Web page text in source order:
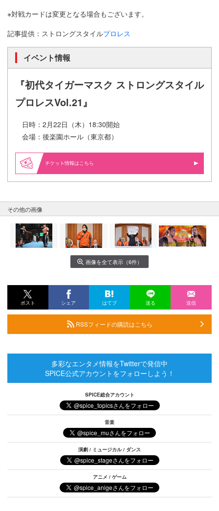
※対戦カードは変更となる場合もございます。
記事提供：ストロングスタイルプロレス
イベント情報
『初代タイガーマスク ストロングスタイル
プロレスVol.21』
日時：2月22日（木）18:30開始
会場：後楽園ホール（東京都）
情報はこちら
その他の画像
画像を全て表示（6件）
ポスト シェア はてブ 送る 送信
RSSフィードの購読はこちら
多彩なエンタメ情報をTwitterで発信中
SPICE公式アカウントをフォローしよう！
SPICE総合アカウント
音楽
演劇 / ミュージカル / ダンス
アニメ / ゲーム